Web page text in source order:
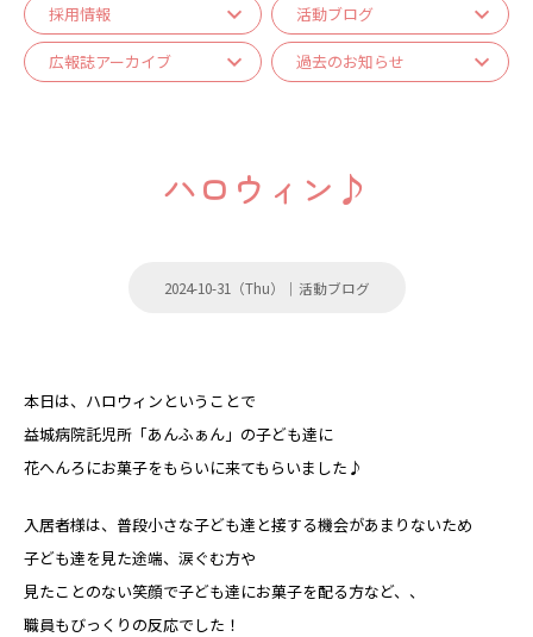
採用情報 活動ブログ
広報誌アーカイブ 過去のお知らせ
ハロウィン♪
2024-10-31（Thu）｜ 活動ブログ
本日は、ハロウィンということで
益城病院託児所「あんふぁん」の子ども達に
花へんろにお菓子をもらいに来てもらいました♪
入居者様は、普段小さな子ども達と接する機会があまりないため
子ども達を見た途端、涙ぐむ方や
見たことのない笑顔で子ども達にお菓子を配る方など、、
職員もびっくりの反応でした！